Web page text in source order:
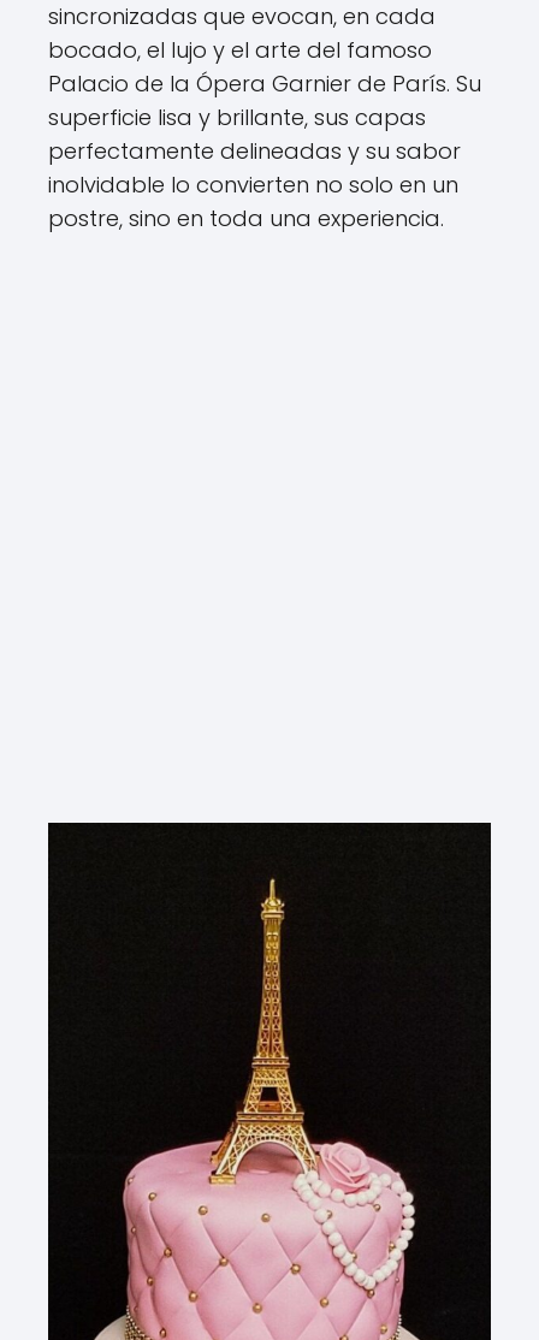
sincronizadas que evocan, en cada
bocado, el lujo y el arte del famoso
Palacio de la Ópera Garnier de París. Su
superficie lisa y brillante, sus capas
perfectamente delineadas y su sabor
inolvidable lo convierten no solo en un
postre, sino en toda una experiencia.